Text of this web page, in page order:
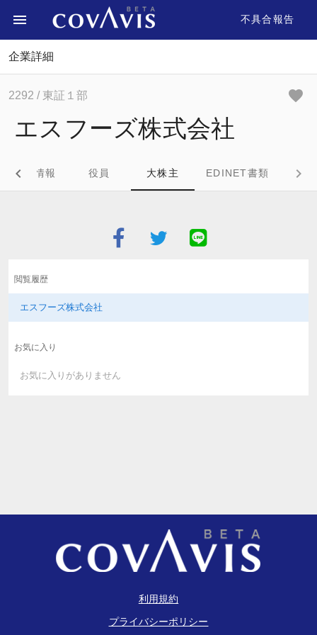
不具合報告
企業詳細
2292 / 東証１部
エスフーズ株式会社
企業情報 役員 大株主 EDINET書類
閲覧履歴
エスフーズ株式会社
お気に入り
お気に入りがありません
利用規約
プライバシーポリシー